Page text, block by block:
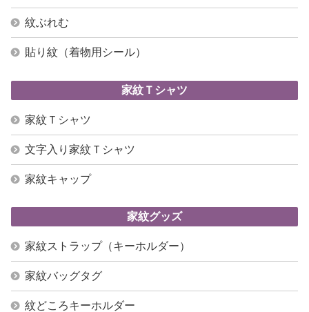
紋ぶれむ
貼り紋（着物用シール）
家紋Ｔシャツ
家紋Ｔシャツ
文字入り家紋Ｔシャツ
家紋キャップ
家紋グッズ
家紋ストラップ（キーホルダー）
家紋バッグタグ
紋どころキーホルダー